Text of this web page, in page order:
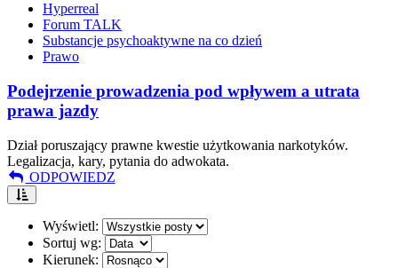
Hyperreal
Forum TALK
Substancje psychoaktywne na co dzień
Prawo
Podejrzenie prowadzenia pod wpływem a utrata
prawa jazdy
Dział poruszający prawne kwestie użytkowania narkotyków.
Legalizacja, kary, pytania do adwokata.
ODPOWIEDZ
Wyświetl:
Sortuj wg:
Kierunek: